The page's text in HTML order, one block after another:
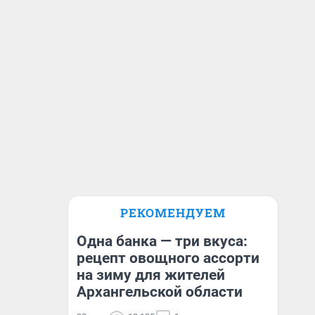
РЕКОМЕНДУЕМ
Одна банка — три вкуса:
рецепт овощного ассорти
на зиму для жителей
Архангельской области